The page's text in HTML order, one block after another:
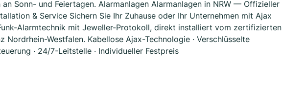
an Sonn- und Feiertagen. Alarmanlagen Alarmanlagen in NRW — Offizieller
& Service Sichern Sie Ihr Zuhause oder Ihr Unternehmen mit Ajax
Alarmtechnik mit Jeweller-Protokoll, direkt installiert vom zertifizierten
Nordrhein-Westfalen. Kabellose Ajax-Technologie · Verschlüsselte
· 24/7-Leitstelle · Individueller Festpreis